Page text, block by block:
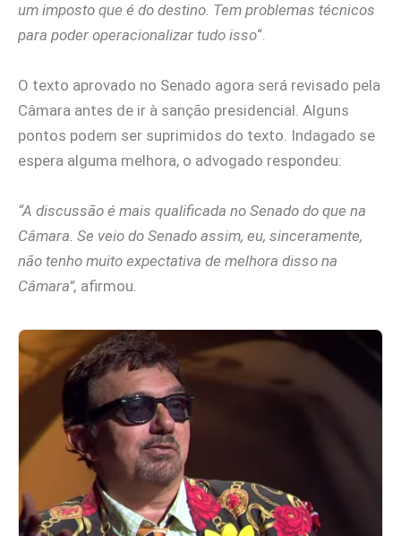
um imposto que é do destino. Tem problemas técnicos
para poder operacionalizar tudo isso“.
O texto aprovado no Senado agora será revisado pela
Câmara antes de ir à sanção presidencial. Alguns
pontos podem ser suprimidos do texto. Indagado se
espera alguma melhora, o advogado respondeu:
“A discussão é mais qualificada no Senado do que na
Câmara. Se veio do Senado assim, eu, sinceramente,
não tenho muito expectativa de melhora disso na
Câmara”, afirmou.